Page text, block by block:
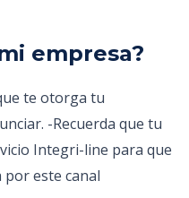
empresa?
te otorga tu
-Recuerda que tu
Integri-line para que
este canal